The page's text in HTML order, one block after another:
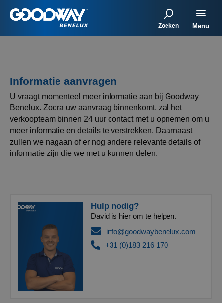
Zoeken Menu
Informatie aanvragen
U vraagt momenteel meer informatie aan bij Goodway
Benelux. Zodra uw aanvraag binnenkomt, zal het
verkoopteam binnen 24 uur contact met u opnemen om u
meer informatie en details te verstrekken. Daarnaast
zullen we nagaan of er nog andere relevante details of
informatie zijn die we met u kunnen delen.
Hulp nodig?
David is hier om te helpen.
info@goodwaybenelux.com
+31 (0)183 216 170